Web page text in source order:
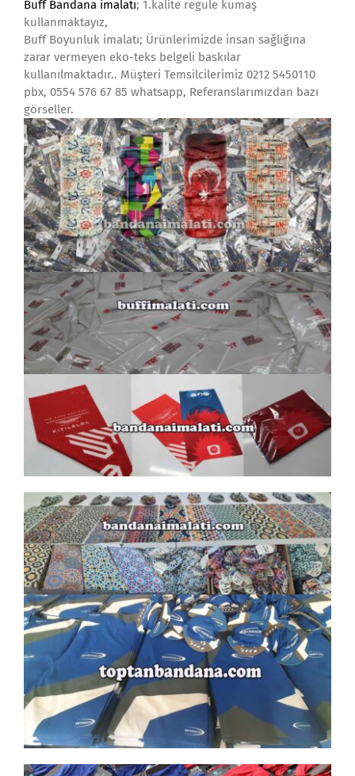
Buff Bandana imalatı; 1.kalite regule kumaş
kullanmaktayız,
Buff Boyunluk imalatı; Ürünlerimizde insan sağlığına
zarar vermeyen eko-teks belgeli baskılar
kullanılmaktadır.. Müşteri Temsilcilerimiz 0212 5450110
pbx, 0554 576 67 85 whatsapp, Referanslarımızdan bazı
görseller.